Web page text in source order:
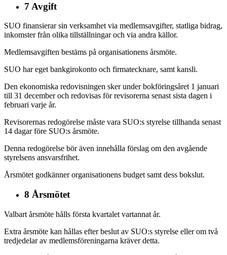
7 Avgift
SUO finansierar sin verksamhet via medlemsavgifter, statliga bidrag,
inkomster från olika tillställningar och via andra källor.
Medlemsavgiften bestäms på organisationens årsmöte.
SUO har eget bankgirokonto och firmatecknare, samt kansli.
Den ekonomiska redovisningen sker under bokföringsåret 1 januari
till 31 december och redovisas för revisorerna senast sista dagen i
februari varje år.
Revisorernas redogörelse måste vara SUO:s styrelse tillhanda senast
14 dagar före SUO:s årsmöte.
Denna redogörelse bör även innehålla förslag om den avgående
styrelsens ansvarsfrihet.
Årsmötet godkänner organisationens budget samt dess bokslut.
8 Årsmötet
Valbart årsmöte hålls första kvartalet vartannat år.
Extra årsmöte kan hållas efter beslut av SUO:s styrelse eller om två
tredjedelar av medlemsföreningarna kräver detta.